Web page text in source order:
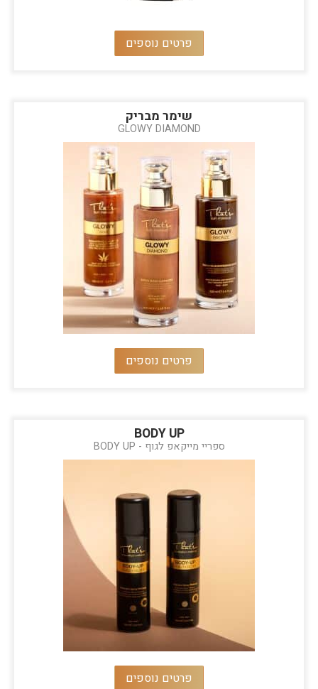
פרטים נוספים
שימר מבריק
GLOWY DIAMOND
פרטים נוספים
BODY UP
ספריי מייקאפ לגוף - BODY UP
פרטים נוספים